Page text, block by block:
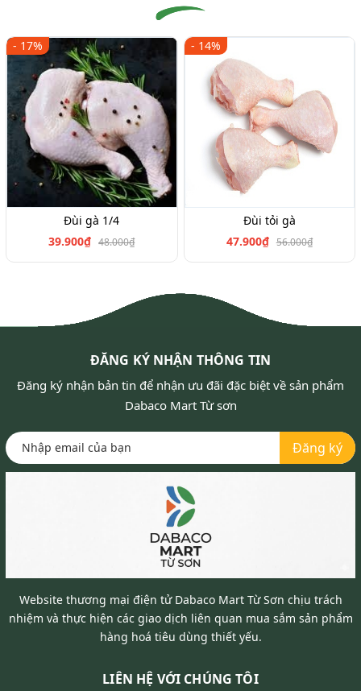
- 17%
Đùi gà 1/4
39.900₫ 48.000₫
- 14%
Đùi tỏi gà
47.900₫ 56.000₫
ĐĂNG KÝ NHẬN THÔNG TIN
Đăng ký nhận bản tin để nhận ưu đãi đặc biệt về sản phẩm
Dabaco Mart Từ sơn
Đăng ký
Website thương mại điện tử Dabaco Mart Từ Sơn chịu trách
nhiệm và thực hiện các giao dịch liên quan mua sắm sản phẩm
hàng hoá tiêu dùng thiết yếu.
LIÊN HỆ VỚI CHÚNG TÔI